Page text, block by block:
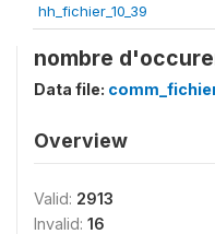
hh_fichier_10_39
nombre
Data file:
Overview
Valid: 2913
Invalid: 16